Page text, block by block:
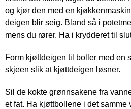
og kjør den med en
deigen blir seig. Bland så i
mens du rører. Ha i krydderet til
Form kjøttdeigen til boller med en
skjeen slik at kjøttdeigen løsner.
Sil de kokte grønnsakene fra
et fat. Ha kjøttbollene i det samme